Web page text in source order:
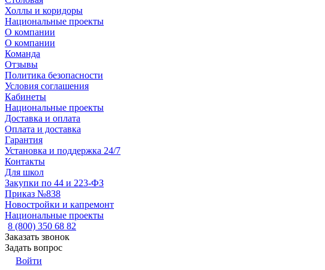
Холлы и коридоры
Национальные проекты
О компании
О компании
Команда
Отзывы
Политика безопасности
Условия соглашения
Кабинеты
Национальные проекты
Доставка и оплата
Оплата и доставка
Гарантия
Установка и поддержка 24/7
Контакты
Для школ
Закупки по 44 и 223-ФЗ
Приказ №838
Новостройки и капремонт
Национальные проекты
8 (800) 350 68 82
Заказать звонок
Задать вопрос
Войти